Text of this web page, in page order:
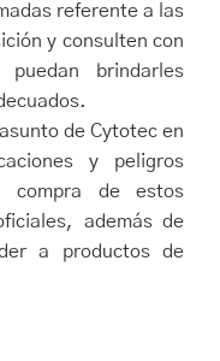
referente a las
y consulten con
brindarles
de Cytotec en
y peligros
compra de estos
además de
a productos de